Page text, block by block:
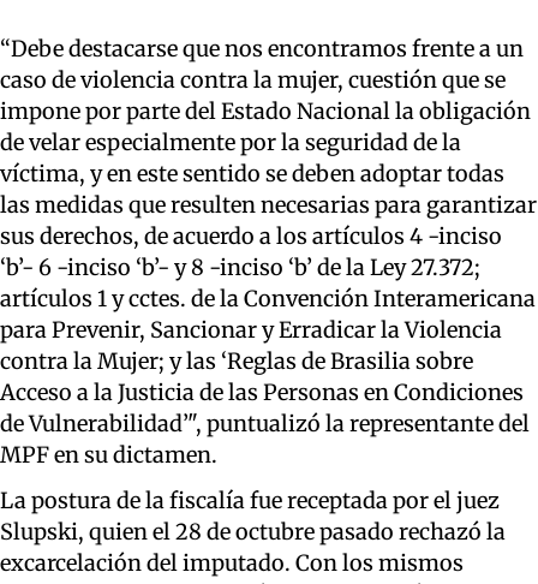
“Debe destacarse que nos encontramos frente a un
caso de violencia contra la mujer, cuestión que se
impone por parte del Estado Nacional la obligación
de velar especialmente por la seguridad de la
víctima, y en este sentido se deben adoptar todas
las medidas que resulten necesarias para garantizar
sus derechos, de acuerdo a los artículos 4 -inciso
‘b’- 6 -inciso ‘b’- y 8 -inciso ‘b’ de la Ley 27.372;
artículos 1 y cctes. de la Convención Interamericana
para Prevenir, Sancionar y Erradicar la Violencia
contra la Mujer; y las ‘Reglas de Brasilia sobre
Acceso a la Justicia de las Personas en Condiciones
de Vulnerabilidad’", puntualizó la representante del
MPF en su dictamen.
La postura de la fiscalía fue receptada por el juez
Slupski, quien el 28 de octubre pasado rechazó la
excarcelación del imputado. Con los mismos